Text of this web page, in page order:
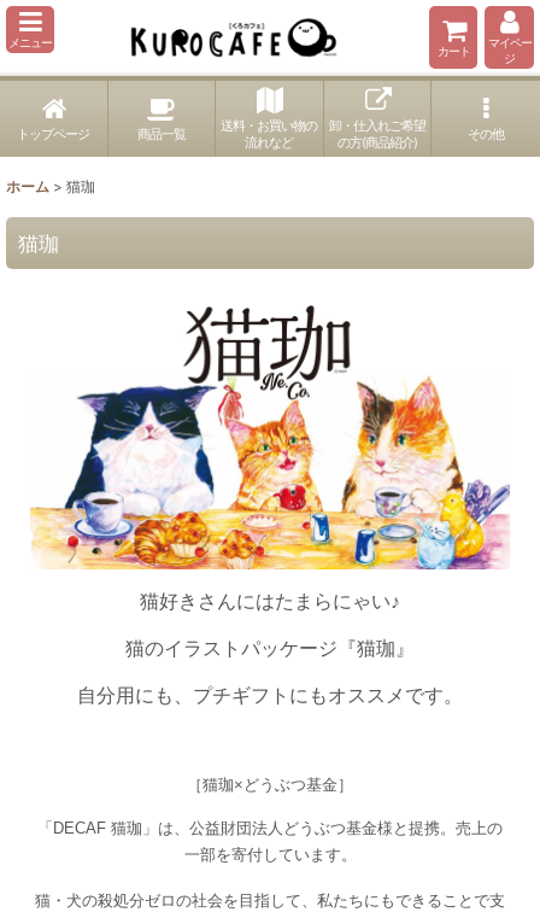
メニュー
カート
マイペー
ジ
トップページ 商品一覧
送料・お買い物の
流れなど
卸・仕入れご希望
の方(商品紹介)
その他
ホーム > 猫珈
猫珈
猫好きさんにはたまらにゃい♪
猫のイラストパッケージ『猫珈』
自分用にも、プチギフトにもオススメです。
［猫珈×どうぶつ基金］
「DECAF 猫珈」は、公益財団法人どうぶつ基金様と提携。売上の
一部を寄付しています。
猫・犬の殺処分ゼロの社会を目指して、私たちにもできることで支